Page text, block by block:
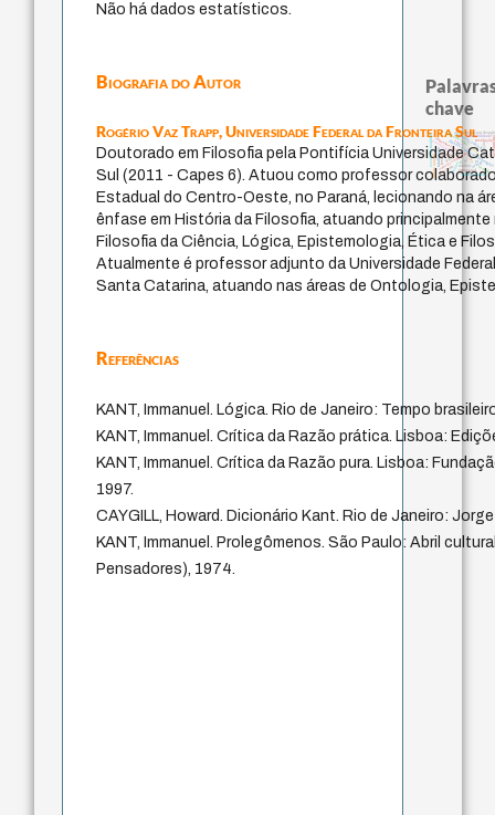
Não há dados estatísticos.
Biografia do Autor
Rogério Vaz Trapp,Universidade Federal da Fronteira Sul
Doutorado em Filosofia pela Pontifícia Universidade
Sul (2011 - Capes 6). Atuou como professor
Estadual do Centro-Oeste, no Paraná, lecionando na
ênfase em História da Filosofia, atuando
Filosofia da Ciência, Lógica, Epistemologia, Ética e
Atualmente é professor adjunto da Universidade
Santa Catarina, atuando nas áreas de Ontologia,
Referências
KANT, Immanuel. Lógica. Rio de Janeiro: Tempo
KANT, Immanuel. Crítica da Razão prática. Lisboa:
KANT, Immanuel. Crítica da Razão pura. Lisboa:
1997.
CAYGILL, Howard. Dicionário Kant. Rio de Janeiro:
KANT, Immanuel. Prolegômenos. São Paulo: Abril
Pensadores), 1974.
chave
immanuel kantjapanese education thoughts
gosto
juízo
sensus communis
formação
fukuzawa yukichiredução
mulher
popper
falseabilidade
carnap
constituição
totalização
nome
constitucional
judaísmo
revelação
impessoal
escola de frankfurt
public reason
ren
direito natural ética.
levinas
east asian
yi
li
sentido